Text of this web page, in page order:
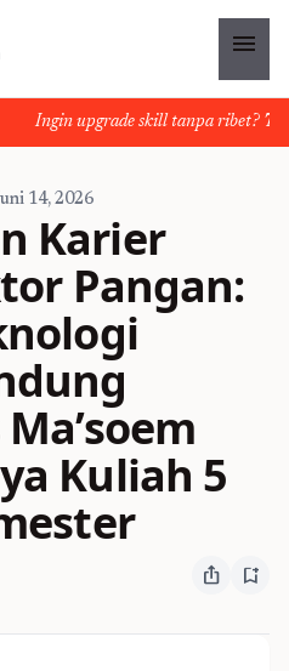
menu
Ingin upgrade skill tanpa ribet?
14, 2026
Karier
Pangan:
Kuliah 5
ios_share bookmark_add